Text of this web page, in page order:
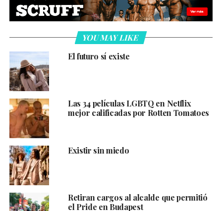
YOU MAY LIKE
El futuro sí existe
Las 34 películas LGBTQ en Netflix
mejor calificadas por Rotten Tomatoes
Existir sin miedo
Retiran cargos al alcalde que permitió
el Pride en Budapest